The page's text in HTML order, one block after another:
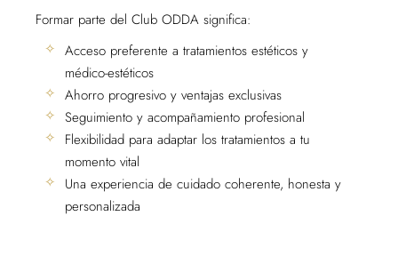
Formar parte del Club ODDA significa:
Acceso preferente a tratamientos estéticos y
médico-estéticos
Ahorro progresivo y ventajas exclusivas
Seguimiento y acompañamiento profesional
Flexibilidad para adaptar los tratamientos a tu
momento vital
Una experiencia de cuidado coherente, honesta y
personalizada